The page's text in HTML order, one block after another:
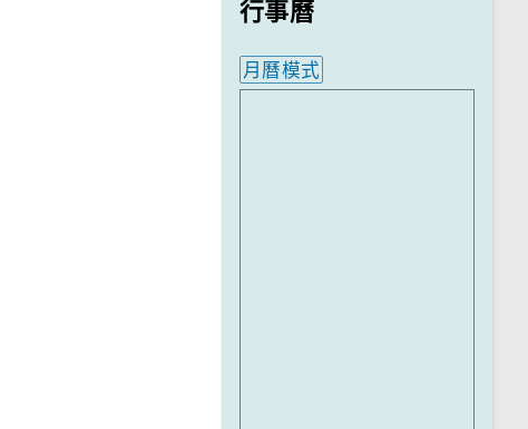
行事曆
月曆模式